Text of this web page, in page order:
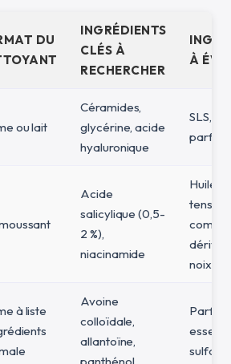
DU
INGRÉDIENTS
CLÉS À
RECHERCHER
À
ou lait
Céramides,
glycérine, acide
hyaluronique
SLS,
Acide
salicylique (0,5-
2 %),
niacinamide
Huiles
noix
à liste
Avoine
colloïdale,
allantoïne,